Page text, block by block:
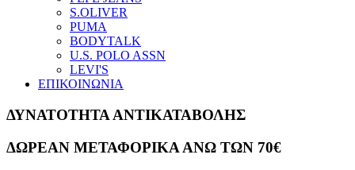
S.OLIVER
PUMA
BODYTALK
U.S. POLO ASSN
LEVI'S
ΕΠΙΚΟΙΝΩΝΙΑ
ΔΥΝΑΤΟΤΗΤΑ ΑΝΤΙΚΑΤΑΒΟΛΗΣ
ΔΩΡΕΑΝ ΜΕΤΑΦΟΡΙΚΑ ΑΝΩ ΤΩΝ 70€